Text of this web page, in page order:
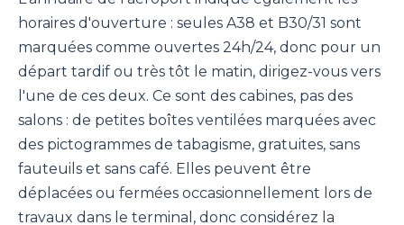
horaires d'ouverture : seules A38 et B30/31 sont
marquées comme ouvertes 24h/24, donc pour un
départ tardif ou très tôt le matin, dirigez-vous vers
l'une de ces deux. Ce sont des cabines, pas des
salons : de petites boîtes ventilées marquées avec
des pictogrammes de tabagisme, gratuites, sans
fauteuils et sans café. Elles peuvent être
déplacées ou fermées occasionnellement lors de
travaux dans le terminal, donc considérez la